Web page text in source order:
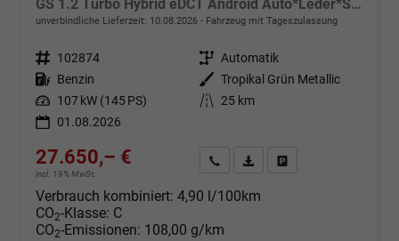
GS 1.2 Turbo Hybrid eDCT Android Auto*Leder*SHZ*Keyless*Kamera*Klimaauto*LED*
unverbindliche Lieferzeit: 10.08.2026 Fahrzeug mit Tageszulassung
Fahrzeugnr. 102874 Getriebe Automatik
Kraftstoff Benzin Außenfarbe Tropikal Grün Metallic
Leistung 107 kW (145 PS) Kilometerstand 25 km
01.08.2026
27.650,– €
incl. 19% MwSt.
Angebot anfordern
Fahrzeugexpose (PDF)
Verbrauch kombiniert: 4,90 l/100km
CO2-Klasse: C
CO2-Emissionen: 108,00 g/km